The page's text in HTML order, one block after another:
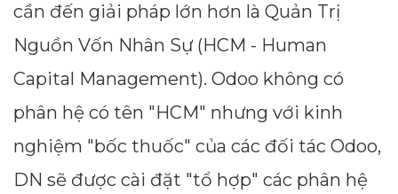
cần đến giải pháp lớn hơn là Quản Trị
Nguồn Vốn Nhân Sự (HCM - Human
Capital Management). Odoo không có
phân hệ có tên "HCM" nhưng với kinh
nghiệm "bốc thuốc" của các đối tác Odoo,
DN sẽ được cài đặt "tổ hợp" các phân hệ